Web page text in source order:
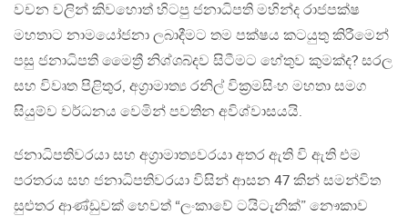
වචන වලින් කිවහොත් හිටපු ජනාධිපති මහින්ද රාජපක්ෂ
මහතාට නාමයෝජනා ලබාදීමට තම පක්ෂය කටයුතු කිරීමෙන්
පසු ජනාධිපති මෛත්‍රී නිශ්ශබ්දව සිටීමට හේතුව කුමක්ද? සරල
සහ විවෘත පිළිතුර, අග්‍රාමාත්‍ය රනිල් වික්‍රමසිංහ මහතා සමග
සියුම්ව වර්ධනය වෙමින් පවතින අවිශ්වාසයයි.
ජනාධිපතිවරයා සහ අග්‍රාමාත්‍යවරයා අතර ඇති වි ඇති එම
පරතරය සහ ජනාධිපතිවරයා විසින් ආසන 47 කින් සමන්විත
සුළුතර ආණ්ඩුවක් හෙවත් “ලංකාවේ ටයිටැනික්” නෞකාව